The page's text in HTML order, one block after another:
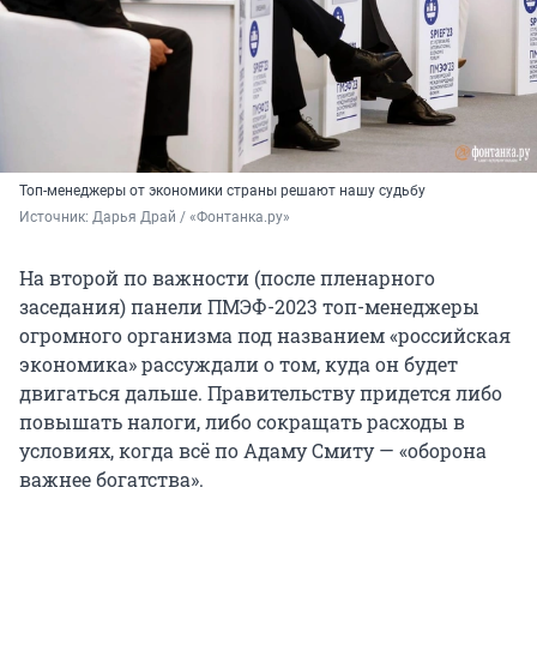
Топ-менеджеры от экономики страны решают нашу судьбу
Источник: Дарья Драй / «Фонтанка.ру»
На второй по важности (после пленарного
заседания) панели ПМЭФ-2023 топ-менеджеры
огромного организма под названием «российская
экономика» рассуждали о том, куда он будет
двигаться дальше. Правительству придется либо
повышать налоги, либо сокращать расходы в
условиях, когда всё по Адаму Смиту — «оборона
важнее богатства».